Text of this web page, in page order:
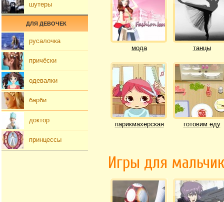
мода танцы
парикмахерская готовим еду
Игры для
шутеры
ДЛЯ ДЕВОЧЕК
русалочка
причёски
одевалки
барби
доктор
принцессы